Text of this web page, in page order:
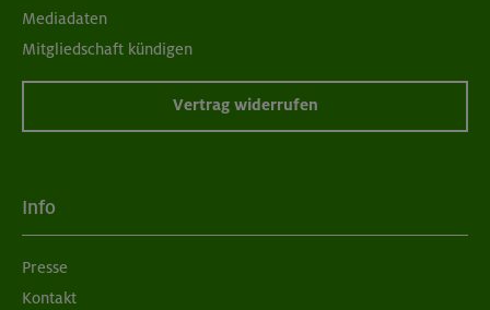
Mediadaten
Mitgliedschaft kündigen
Vertrag widerrufen
Info
Presse
Kontakt